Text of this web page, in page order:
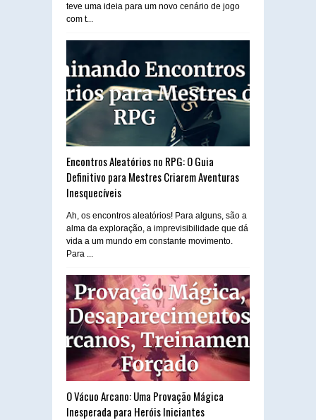
teve uma ideia para um novo cenário de jogo
com t...
Encontros Aleatórios no RPG: O Guia
Definitivo para Mestres Criarem Aventuras
Inesquecíveis
Ah, os encontros aleatórios! Para alguns, são a
alma da exploração, a imprevisibilidade que dá
vida a um mundo em constante movimento.
Para ...
O Vácuo Arcano: Uma Provação Mágica
Inesperada para Heróis Iniciantes